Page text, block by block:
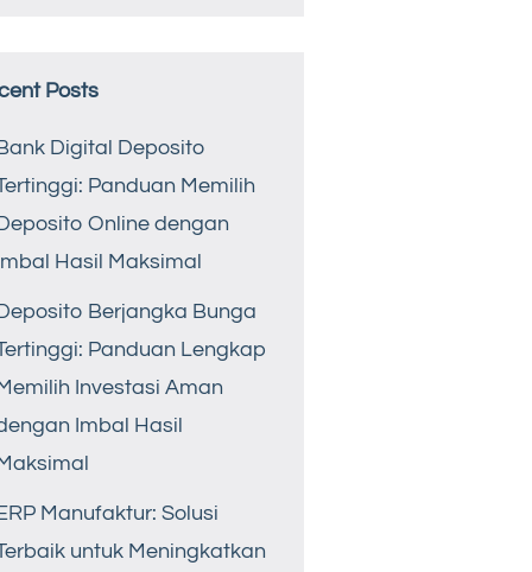
Posts
Digital Deposito
Panduan Memilih
Online dengan
Hasil Maksimal
Berjangka Bunga
Panduan Lengkap
Investasi Aman
Imbal Hasil
Manufaktur: Solusi
untuk Meningkatkan